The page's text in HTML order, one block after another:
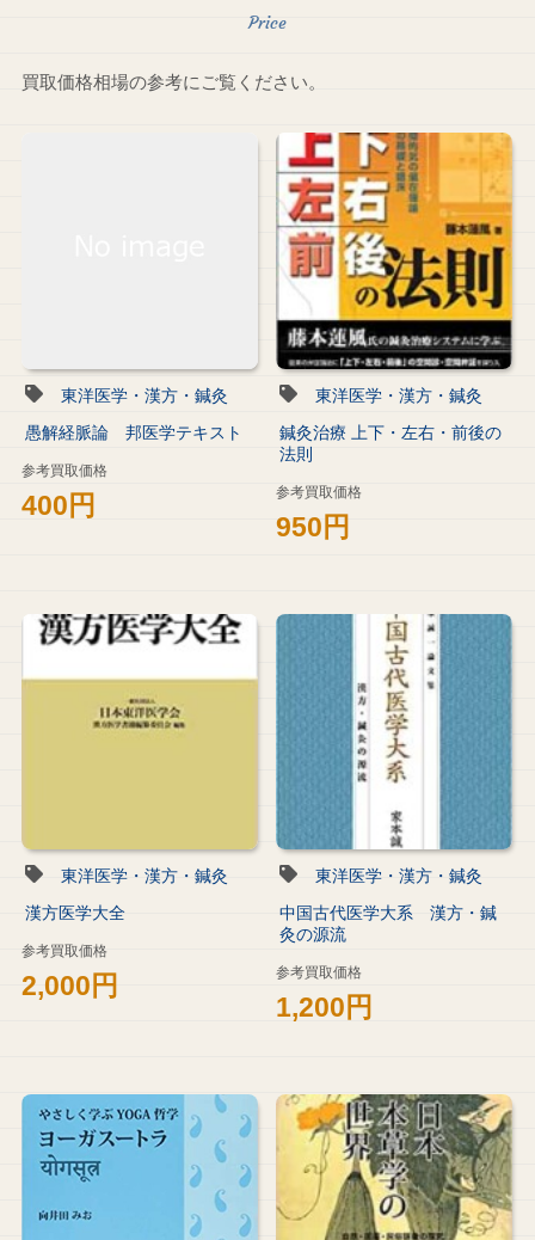
買取価格相場の参考にご覧ください。
東洋医学・漢方・鍼灸
愚解経脈論 邦医学テキスト
参考買取価格
400円
東洋医学・漢方・鍼灸
鍼灸治療 上下・左右・前後の
法則
参考買取価格
950円
東洋医学・漢方・鍼灸
漢方医学大全
参考買取価格
2,000円
東洋医学・漢方・鍼灸
中国古代医学大系 漢方・鍼
灸の源流
参考買取価格
1,200円